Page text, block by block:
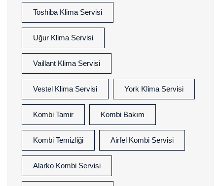
Toshiba Klima Servisi
Uğur Klima Servisi
Vaillant Klima Servisi
Vestel Klima Servisi York Klima Servisi
Kombi Tamir Kombi Bakım
Kombi Temizliği Airfel Kombi Servisi
Alarko Kombi Servisi